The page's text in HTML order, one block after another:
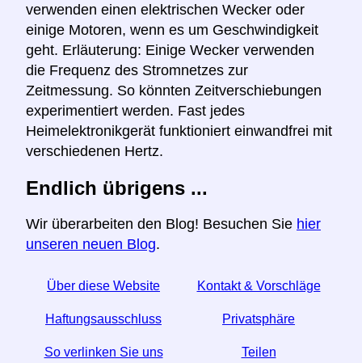
verwenden einen elektrischen Wecker oder
einige Motoren, wenn es um Geschwindigkeit
geht. Erläuterung: Einige Wecker verwenden
die Frequenz des Stromnetzes zur
Zeitmessung. So könnten Zeitverschiebungen
experimentiert werden. Fast jedes
Heimelektronikgerät funktioniert einwandfrei mit
verschiedenen Hertz.
Endlich übrigens ...
Wir überarbeiten den Blog! Besuchen Sie hier
unseren neuen Blog.
Über diese Website Kontakt & Vorschläge
Haftungsausschluss Privatsphäre
So verlinken Sie uns Teilen